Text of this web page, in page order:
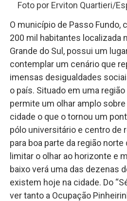
Foto por Erviton Quartieri/
O município de Passo Fundo,
200 mil habitantes localizada
Grande do Sul, possui um
contemplar um cenário que
imensas desigualdades
o país. Situado em uma região
permite um olhar amplo sobre
cidade o que o tornou um
pólo universitário e centro de
para boa parte da região
limitar o olhar ao horizonte e
baixo verá uma das dezenas
existem hoje na cidade. Do
ver tanto a Ocupação